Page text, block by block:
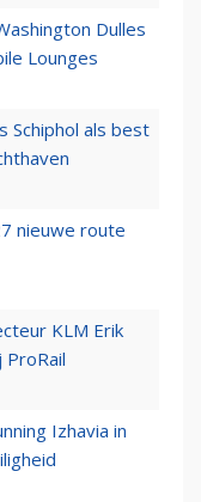
Dulles
Lounges
Schiphol als best
nieuwe route
KLM Erik
ProRail
Izhavia in